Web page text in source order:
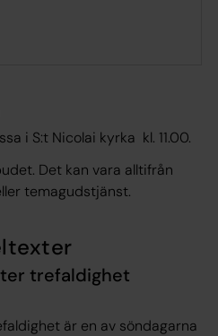
i S:t Nicolai kyrka kl. 11.00.
Det kan vara alltifrån
temagudstjänst.
trefaldighet
är en av söndagarna